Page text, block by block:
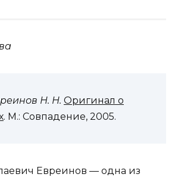
Н. Н. Оригинал о
. М.: Совпадение, 2005.
Евреинов — одна из